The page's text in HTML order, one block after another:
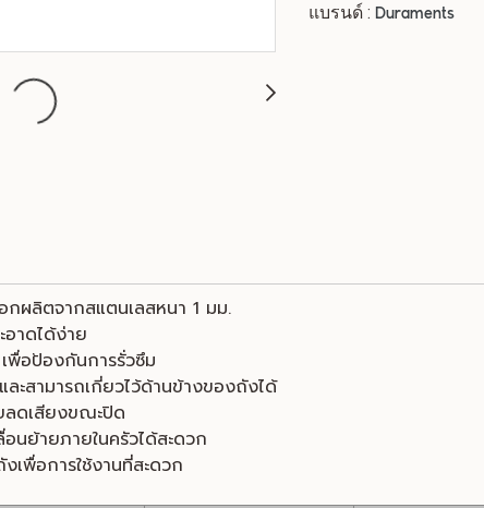
แบรนด์ : Duraments
กผลิตจากสแตนเลสหนา 1 มม.
อาดได้ง่าย
พื่อป้องกันการรั่วซึม
ะสามารถเกี่ยวไว้ด้านข้างของถังได้
ลดเสียงขณะปิด
นย้ายภายในครัวได้สะดวก
เพื่อการใช้งานที่สะดวก